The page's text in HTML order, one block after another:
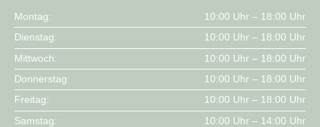
Montag:
10:00 Uhr – 18:00 Uhr
Dienstag:
10:00 Uhr – 18:00 Uhr
Mittwoch:
10:00 Uhr – 18:00 Uhr
Donnerstag:
10:00 Uhr – 18:00 Uhr
Freitag:
10:00 Uhr – 18:00 Uhr
Samstag:
10:00 Uhr – 14:00 Uhr